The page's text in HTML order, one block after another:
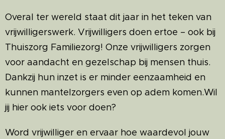
Overal ter wereld staat dit jaar in het teken van
vrijwilligerswerk. Vrijwilligers doen ertoe – ook bij
Thuiszorg Familiezorg! Onze vrijwilligers zorgen
voor aandacht en gezelschap bij mensen thuis.
Dankzij hun inzet is er minder eenzaamheid en
kunnen mantelzorgers even op adem komen.Wil
jij hier ook iets voor doen?
Word vrijwilliger en ervaar hoe waardevol jouw